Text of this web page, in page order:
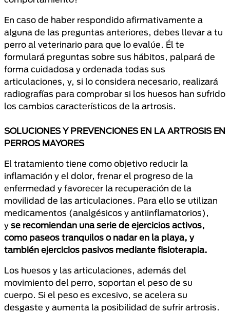
En caso de haber respondido afirmativamente a
alguna de las preguntas anteriores, debes llevar a tu
perro al veterinario para que lo evalúe. Él te
formulará preguntas sobre sus hábitos, palpará de
forma cuidadosa y ordenada todas sus
articulaciones, y, si lo considera necesario, realizará
radiografías para comprobar si los huesos han sufrido
los cambios característicos de la artrosis.
SOLUCIONES Y PREVENCIONES EN LA ARTROSIS EN
PERROS MAYORES
El tratamiento tiene como objetivo reducir la
inflamación y el dolor, frenar el progreso de la
enfermedad y favorecer la recuperación de la
movilidad de las articulaciones. Para ello se utilizan
medicamentos (analgésicos y antiinflamatorios),
y se recomiendan una serie de ejercicios activos,
como paseos tranquilos o nadar en la playa, y
también ejercicios pasivos mediante fisioterapia.
Los huesos y las articulaciones, además del
movimiento del perro, soportan el peso de su
cuerpo. Si el peso es excesivo, se acelera su
desgaste y aumenta la posibilidad de sufrir artrosis.